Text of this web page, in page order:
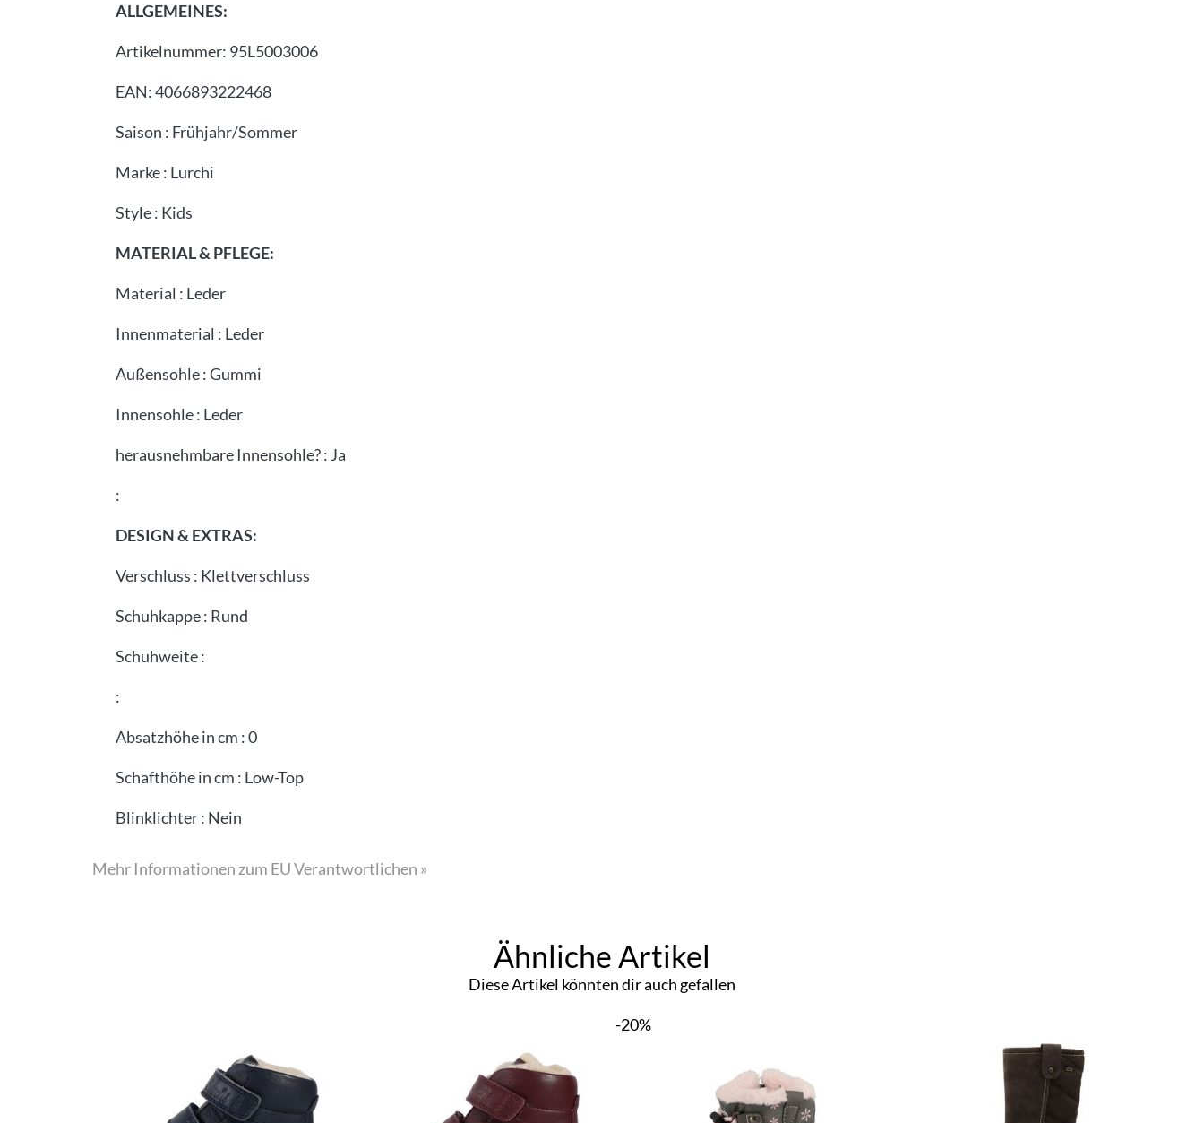
ALLGEMEINES:
Artikelnummer: 95L5003006
EAN:4066893222468
Saison : Frühjahr/Sommer
Marke: Lurchi
Style: Kids
MATERIAL & PFLEGE:
Material : Leder
Innenmaterial : Leder
Außensohle:Gummi
Innensohle: Leder
herausnehmbare Innensohle?: Ja
:
DESIGN & EXTRAS:
Verschluss : Klettverschluss
Schuhkappe: Rund
Schuhweite:
:
Absatzhöhe in cm :0
Schafthöhe in cm : Low-Top
Blinklichter: Nein
Mehr Informationen zum EU Verantwortlichen »
Ähnliche Artikel
Diese Artikel könnten dir auch gefallen
-20%